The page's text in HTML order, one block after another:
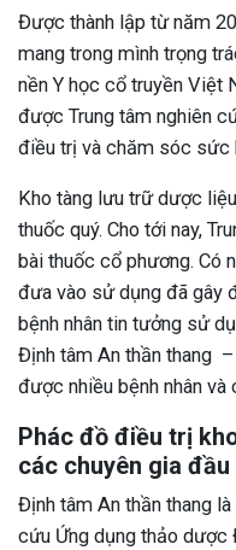
Được thành lập từ năm
mang trong mình trọng
nền Y học cổ truyền Việt
được Trung tâm nghiên
điều trị và chăm sóc sức
Kho tàng lưu trữ dược
thuốc quý. Cho tới nay,
bài thuốc cổ phương. Có
đưa vào sử dụng đã gây
bệnh nhân tin tưởng sử
Định tâm An thần thang
được nhiều bệnh nhân và
Phác đồ điều trị
các chuyên gia đầu
Định tâm An thần thang
cứu Ứng dụng thảo dược